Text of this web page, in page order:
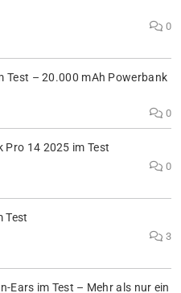
0
Test – 20.000 mAh Powerbank
0
Pro 14 2025 im Test
0
Test
3
Ears im Test – Mehr als nur ein